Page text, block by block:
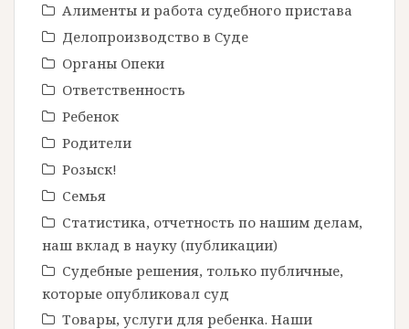
Алименты и работа судебного пристава
Делопроизводство в Cуде
Органы Опеки
Ответственность
Ребенок
Родители
Розыск!
Семья
Статистика, отчетность по нашим делам,
наш вклад в науку (публикации)
Судебные решения, только публичные,
которые опубликовал суд
Товары, услуги для ребенка. Наши